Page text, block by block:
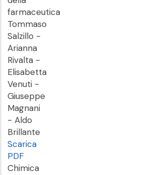
farmaceutica
Tommaso
Salzillo -
Arianna
Rivalta -
Elisabetta
Venuti -
Giuseppe
Magnani
- Aldo
Brillante
Scarica
PDF
Chimica